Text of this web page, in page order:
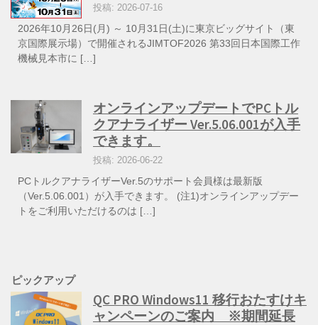
投稿: 2026-07-16
2026年10月26日(月) ～ 10月31日(土)に東京ビッグサイト（東
京国際展示場）で開催されるJIMTOF2026 第33回日本国際工作
機械見本市に […]
オンラインアップデートでPCトル
クアナライザー Ver.5.06.001が入手
できます。
投稿: 2026-06-22
PCトルクアナライザーVer.5のサポート会員様は最新版
（Ver.5.06.001）が入手できます。 (注1)オンラインアップデー
トをご利用いただけるのは […]
ピックアップ
QC PRO Windows11 移行おたすけキ
ャンペーンのご案内 ※期間延長